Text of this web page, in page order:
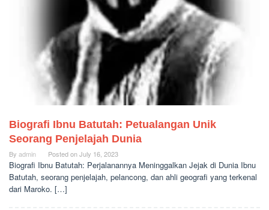
Biografi Ibnu Batutah: Petualangan Unik
Seorang Penjelajah Dunia
By admin Posted onJuly 16, 2023
Biografi Ibnu Batutah: Perjalanannya Meninggalkan Jejak di Dunia Ibnu
Batutah, seorang penjelajah, pelancong, dan ahli geografi yang terkenal
dari Maroko. […]